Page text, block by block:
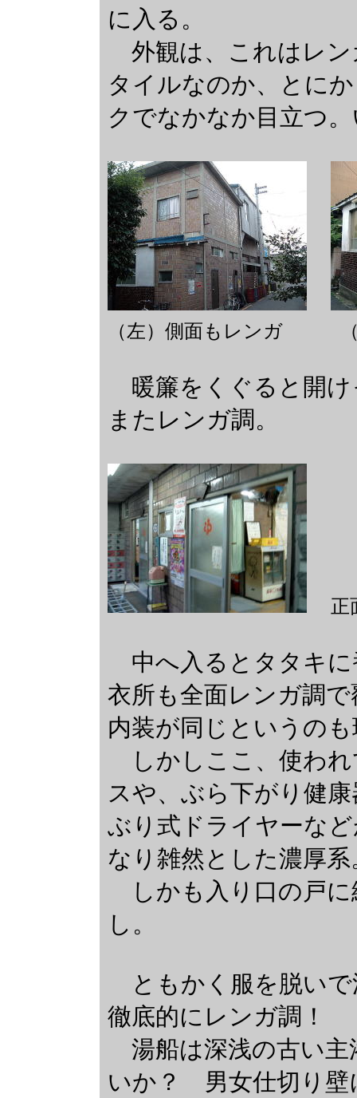
に入る。
外観は、これはレン
タイルなのか、とに
クでなかなか目立つ
（左）側面もレンガ （
暖簾をくぐると開け
またレンガ調。
正
中へ入るとタタキに
衣所も全面レンガ調
内装が同じというの
しかしここ、使われ
スや、ぶら下がり健
ぶり式ドライヤーな
なり雑然とした濃厚系
しかも入り口の戸に
し。
ともかく服を脱いで
徹底的にレンガ調！
湯船は深浅の古い主
いか？ 男女仕切り壁